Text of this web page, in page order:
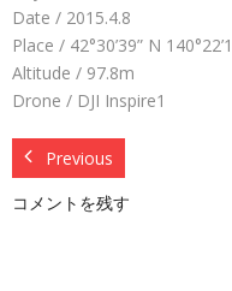
Date / 2015.4.8
Place / 42°30’39” N
Altitude / 97.8m
Drone / DJI Inspire1
Previous
コメントを残す